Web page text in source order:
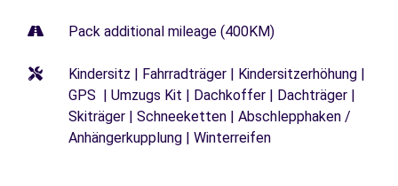
Pack additional mileage (400KM)
Kindersitz | Fahrradträger | Kindersitzerhöhung |
GPS | Umzugs Kit | Dachkoffer | Dachträger |
Skiträger | Schneeketten | Abschlepphaken /
Anhängerkupplung | Winterreifen